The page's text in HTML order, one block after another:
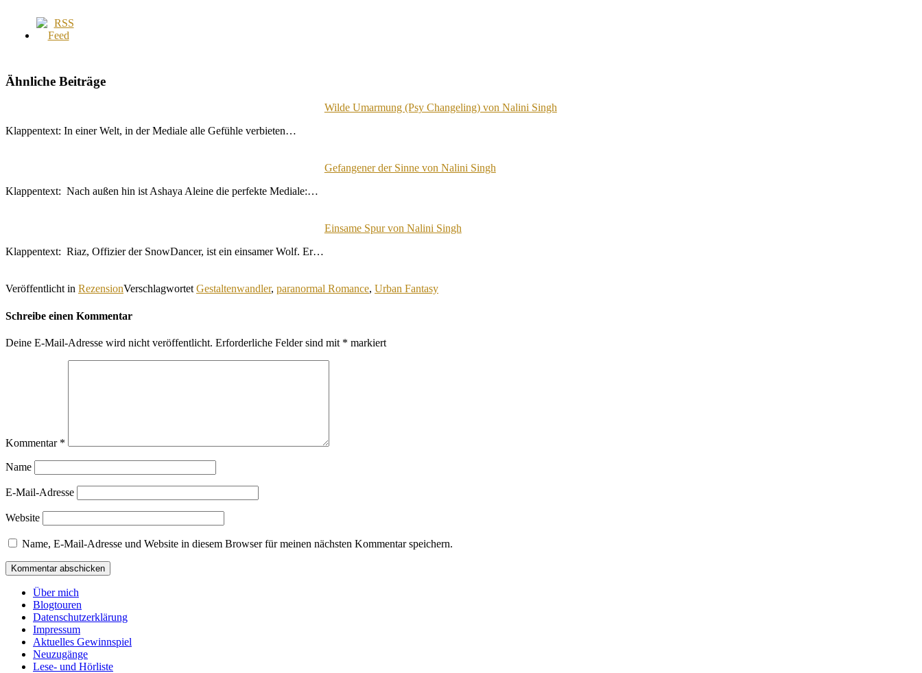
Ähnliche Beiträge
Wilde Umarmung (Psy Changeling) von Nalini Singh
Klappentext: In einer Welt, in der Mediale alle Gefühle verbieten…
Gefangener der Sinne von Nalini Singh
Klappentext: Nach außen hin ist Ashaya Aleine die perfekte Mediale:…
Einsame Spur von Nalini Singh
Klappentext: Riaz, Offizier der SnowDancer, ist ein einsamer Wolf. Er…
Veröffentlicht in RezensionVerschlagwortet Gestaltenwandler, paranormal Romance, Urban Fantasy
Schreibe einen Kommentar
Deine E-Mail-Adresse wird nicht veröffentlicht. Erforderliche Felder sind mit * markiert
Kommentar *
Name
E-Mail-Adresse
Website
Name, E-Mail-Adresse und Website in diesem Browser für meinen nächsten Kommentar speichern.
Über mich
Blogtouren
Datenschutzerklärung
Impressum
Aktuelles Gewinnspiel
Neuzugänge
Lese- und Hörliste